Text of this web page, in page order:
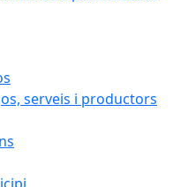
serveis i productors